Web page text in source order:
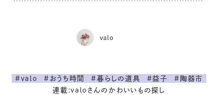
valo
#valo #おうち時間 #暮らしの道具 #益子
#陶器市
連載:valoさんのかわいいもの探し